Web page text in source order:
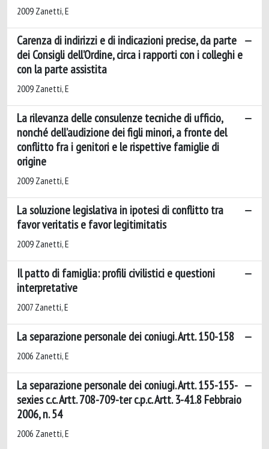
2009 Zanetti, E
Carenza di indirizzi e di indicazioni precise, da parte
dei Consigli dell’Ordine, circa i rapporti con i colleghi e
con la parte assistita
2009 Zanetti, E
La rilevanza delle consulenze tecniche di ufficio,
nonché dell’audizione dei figli minori, a fronte del
conflitto fra i genitori e le rispettive famiglie di
origine
2009 Zanetti, E
La soluzione legislativa in ipotesi di conflitto tra
favor veritatis e favor legitimitatis
2009 Zanetti, E
Il patto di famiglia: profili civilistici e questioni
interpretative
2007 Zanetti, E
La separazione personale dei coniugi. Artt. 150-158
2006 Zanetti, E
La separazione personale dei coniugi. Artt. 155-155-
sexies c.c. Artt. 708-709-ter c.p.c. Artt. 3-41.8 Febbraio
2006, n. 54
2006 Zanetti, E